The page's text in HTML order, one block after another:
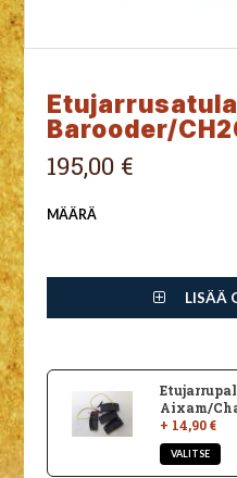
Barooder/
195,00 €
MÄÄRÄ
LISÄÄ
Aixam/
+ 14,90 €